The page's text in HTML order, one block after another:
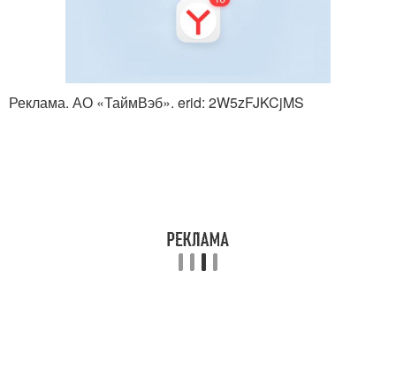
Реклама. АО «ТаймВэб». erid: 2W5zFJKCjMS